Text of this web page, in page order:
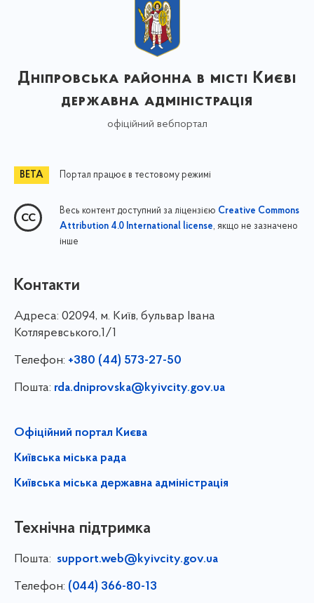
Дніпровська районна в місті Києві
державна адміністрація
офіційний вебпортал
Портал працює в тестовому режимі
Весь контент доступний за ліцензією Creative Commons
Attribution 4.0 International license, якщо не зазначено
інше
Контакти
Адреса: 02094, м. Київ, бульвар Івана
Котляревського,1/1
Телефон: +380 (44) 573-27-50
Пошта: rda.dniprovska@kyivcity.gov.ua
Офіційний портал Києва
Київська міська рада
Київська міська державна адміністрація
Технічна підтримка
Пошта: support.web@kyivcity.gov.ua
Телефон: (044) 366-80-13